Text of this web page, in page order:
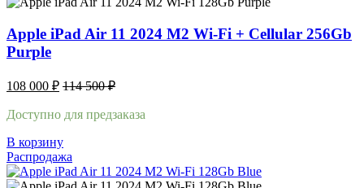
Apple iPad Air 11 2024 M2 Wi-Fi + Cellular 256Gb
Purple
108 000 ₽ 114 500₽
Доступно для предзаказа
В корзину
Распродажа